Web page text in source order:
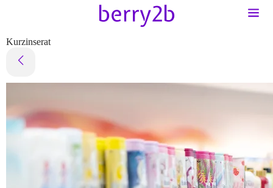
Kurzinserat